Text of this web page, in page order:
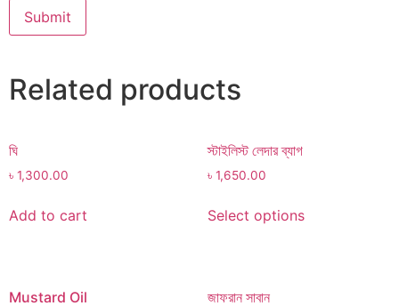
Related products
ঘি
৳ 1,300.00
Add to cart
স্টাইলিস্ট লেদার ব্যাগ
৳ 1,650.00
Select options
Mustard Oil জাফরান সাবান